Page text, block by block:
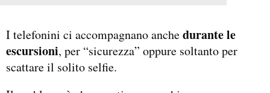
I telefonini ci accompagnano anchedurante le
escursioni, per “sicurezza” oppure soltanto per
scattare il solito selfie.